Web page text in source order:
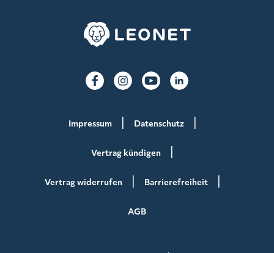
Impressum Datenschutz
Vertrag kündigen
Vertrag widerrufen Barrierefreiheit
AGB